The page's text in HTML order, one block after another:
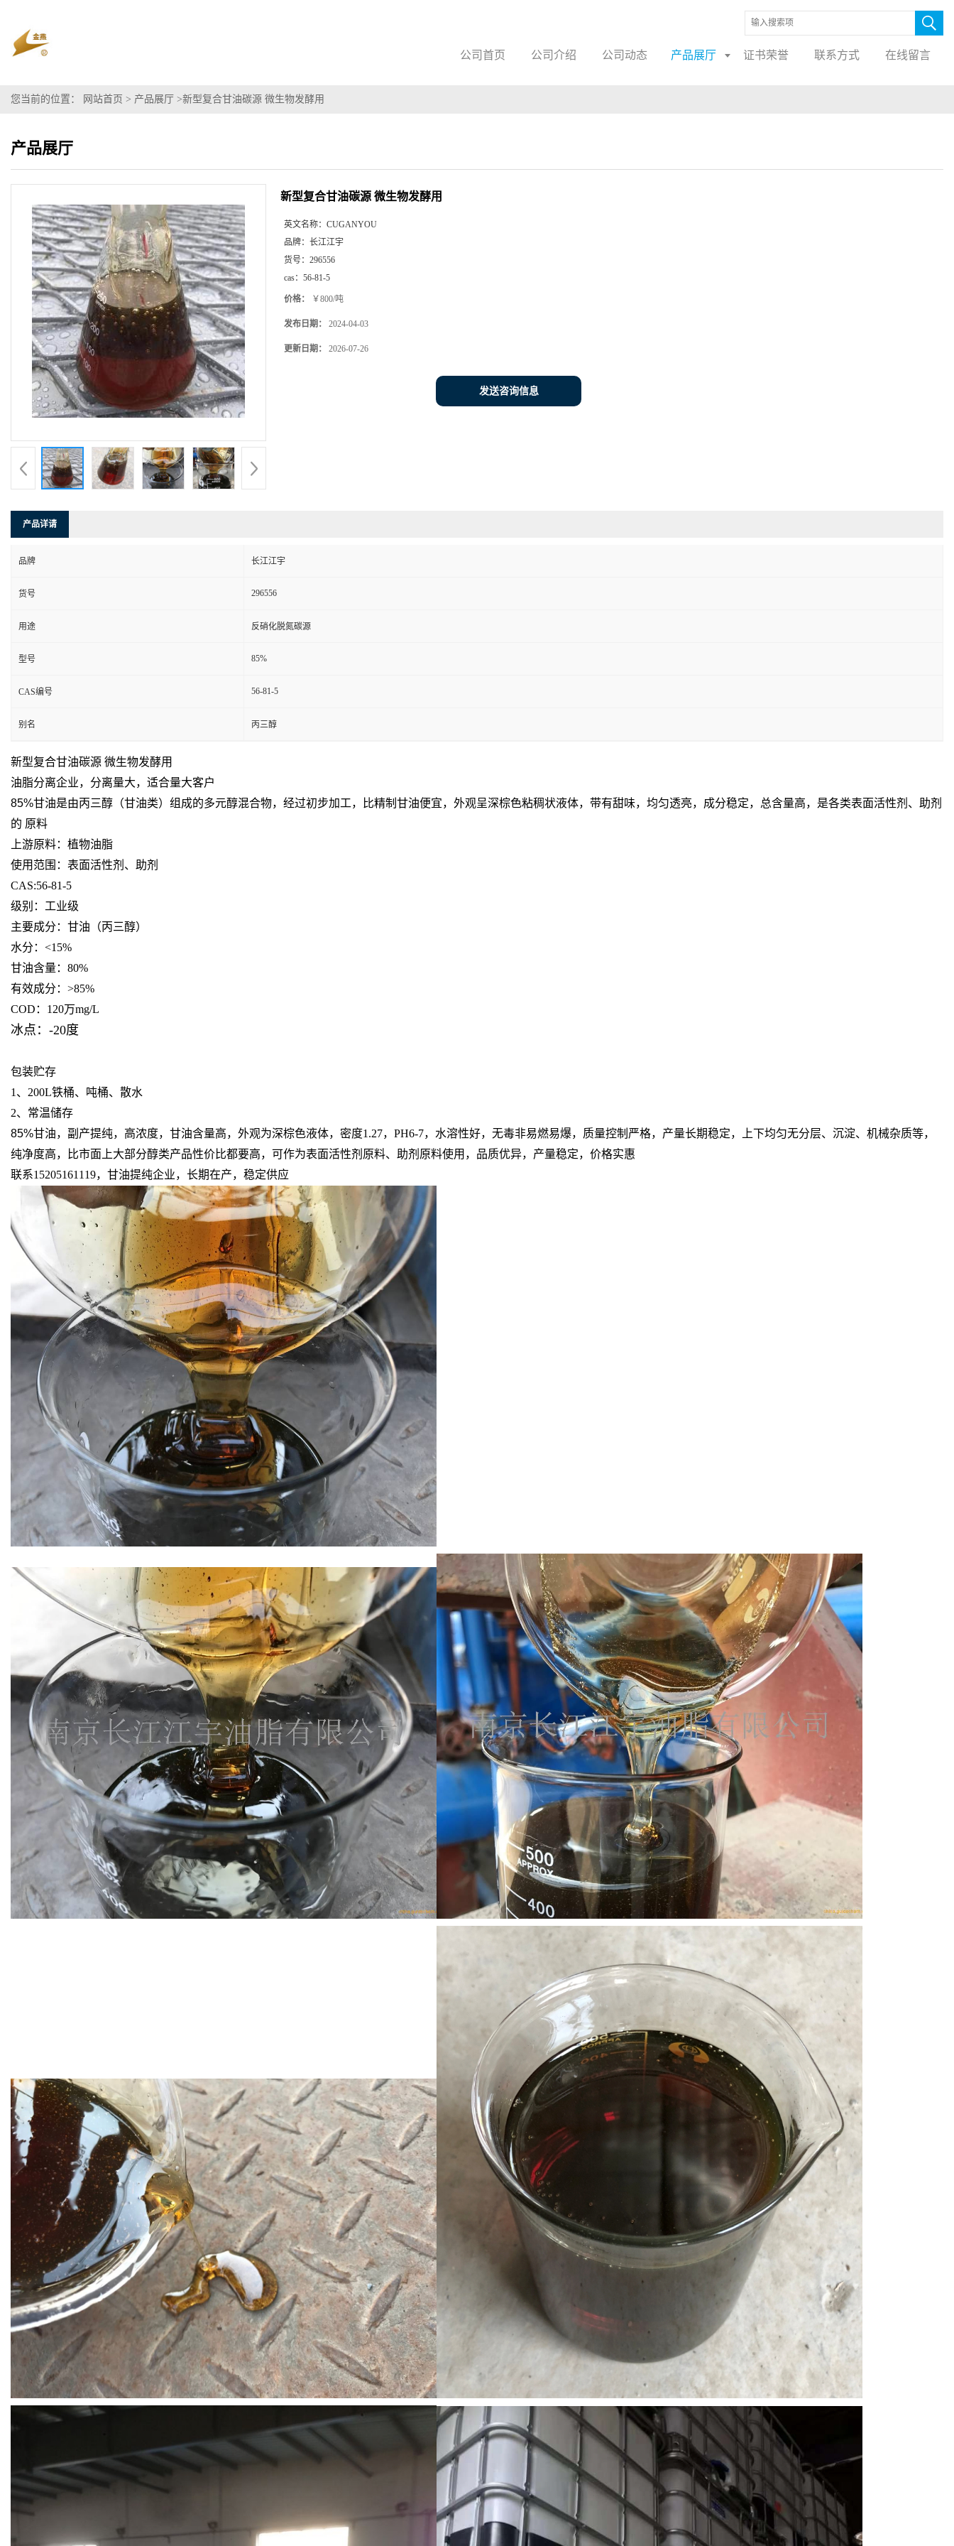
公司首页 公司介绍 公司动态 产品展厅 证书荣誉 联系方式 在线留言
您当前的位置： 网站首页 > 产品展厅 >新型复合甘油碳源 微生物发酵用
产品展厅
新型复合甘油碳源 微生物发酵用
英文名称： CUGANYOU
品牌： 长江江宇
货号： 296556
cas： 56-81-5
价格： ￥800/吨
发布日期： 2024-04-03
更新日期： 2026-07-26
发送咨询信息
产品详请
品牌 长江江宇
货号 296556
用途 反硝化脱氮碳源
型号 85%
CAS编号 56-81-5
别名 丙三醇
新型复合甘油碳源 微生物发酵用
油脂分离企业，分离量大，适合量大客户
85%甘油是由丙三醇（甘油类）组成的多元醇混合物，经过初步加工，比精制甘油便宜，外观呈深棕色粘稠状液体，带有甜味，均匀透亮，成分稳定，总含量高，是各类表面活性剂、助剂
的 原料
上游原料：植物油脂
使用范围：表面活性剂、助剂
CAS:56-81-5
级别：工业级
主要成分：甘油（丙三醇）
水分：<15%
甘油含量：80%
有效成分：>85%
COD：120万mg/L
冰点：-20度
包装贮存
1、200L铁桶、吨桶、散水
2、常温储存
85%甘油，副产提纯，高浓度，甘油含量高，外观为深棕色液体，密度1.27，PH6-7，水溶性好，无毒非易燃易爆，质量控制严格，产量长期稳定，上下均匀无分层、沉淀、机械杂质等，
纯净度高，比市面上大部分醇类产品性价比都要高，可作为表面活性剂原料、助剂原料使用，品质优异，产量稳定，价格实惠
联系15205161119，甘油提纯企业，长期在产，稳定供应